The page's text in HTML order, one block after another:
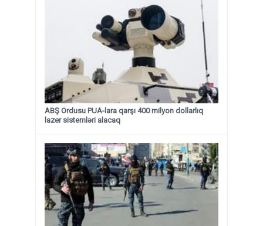
ABŞ Ordusu PUA-lara qarşı 400 milyon dollarlıq
lazer sistemləri alacaq